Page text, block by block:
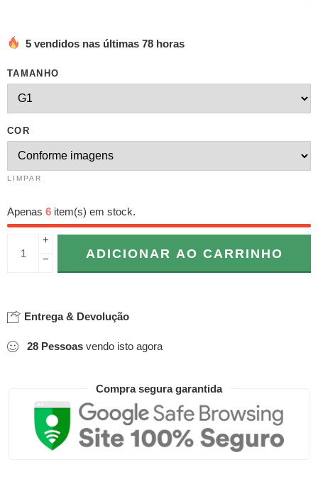
5 vendidos nas últimas 78 horas
TAMANHO
COR
LIMPAR
Apenas 6 item(s) em stock.
+
−
ADICIONAR AO CARRINHO
Entrega & Devolução
28 Pessoas vendo isto agora
Compra segura garantida